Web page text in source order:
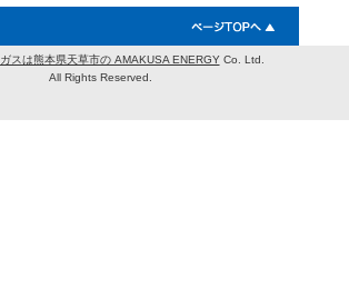
ガスは熊本県天草市の AMAKUSA ENERGYCo. Ltd.
All Rights Reserved.